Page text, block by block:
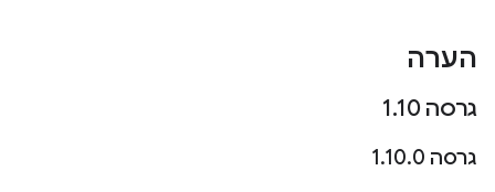
הערה
גרסה 1 .10
גרסה 1 .10.0